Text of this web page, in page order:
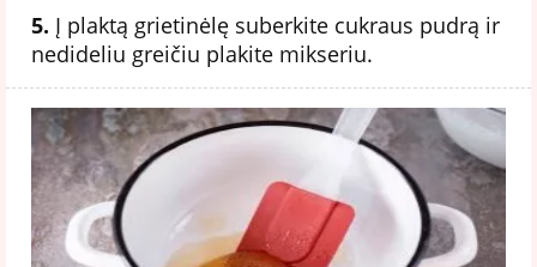
5. Į plaktą grietinėlę suberkite cukraus pudrą ir
nedideliu greičiu plakite mikseriu.